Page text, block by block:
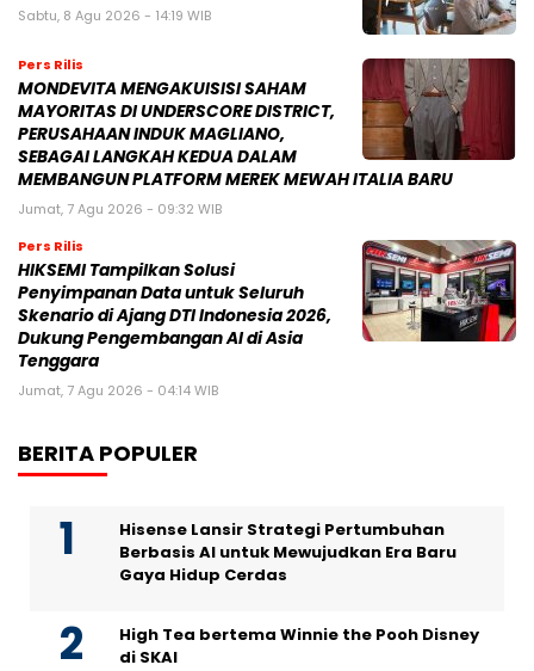
Sabtu, 8 Agu 2026 - 14:19 WIB
Pers Rilis
MONDEVITA MENGAKUISISI SAHAM
MAYORITAS DI UNDERSCORE DISTRICT,
PERUSAHAAN INDUK MAGLIANO,
SEBAGAI LANGKAH KEDUA DALAM
MEMBANGUN PLATFORM MEREK MEWAH ITALIA BARU
Jumat, 7 Agu 2026 - 09:32 WIB
Pers Rilis
HIKSEMI Tampilkan Solusi
Penyimpanan Data untuk Seluruh
Skenario di Ajang DTI Indonesia 2026,
Dukung Pengembangan AI di Asia
Tenggara
Jumat, 7 Agu 2026 - 04:14 WIB
BERITA POPULER
Hisense Lansir Strategi Pertumbuhan
Berbasis AI untuk Mewujudkan Era Baru
Gaya Hidup Cerdas
High Tea bertema Winnie the Pooh Disney
di SKAI